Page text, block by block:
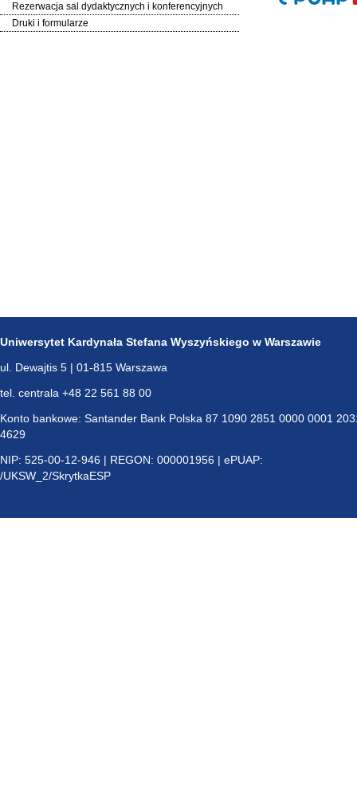
Rezerwacja sal dydaktycznych i konferencyjnych
Druki i formularze
Uniwersytet Kardynała Stefana Wyszyńskiego w Warszawie
ul. Dewajtis 5 | 01-815 Warszawa
tel. centrala +48 22 561 88 00
Konto bankowe: Santander Bank Polska 87 1090 2851 0000 0001
4629
NIP: 525-00-12-946 | REGON: 000001956 | ePUAP:
/UKSW_2/SkrytkaESP